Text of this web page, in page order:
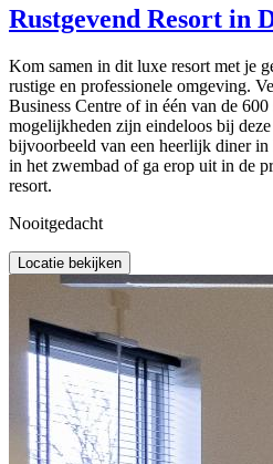
Rustgevend Resort in
Kom samen in dit luxe resort met je
rustige en professionele omgeving.
Business Centre of in één van de
mogelijkheden zijn eindeloos bij
bijvoorbeeld van een heerlijk diner in
in het zwembad of ga erop uit in de
resort.
Nooitgedacht
Locatie bekijken